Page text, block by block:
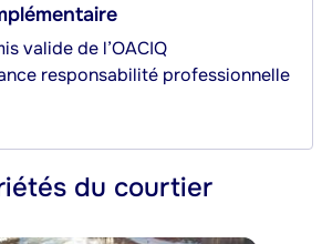
valide de l’OACIQ
responsabilité professionnelle
du courtier